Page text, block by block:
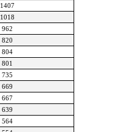
1407
1018
962
820
804
801
735
669
667
639
564